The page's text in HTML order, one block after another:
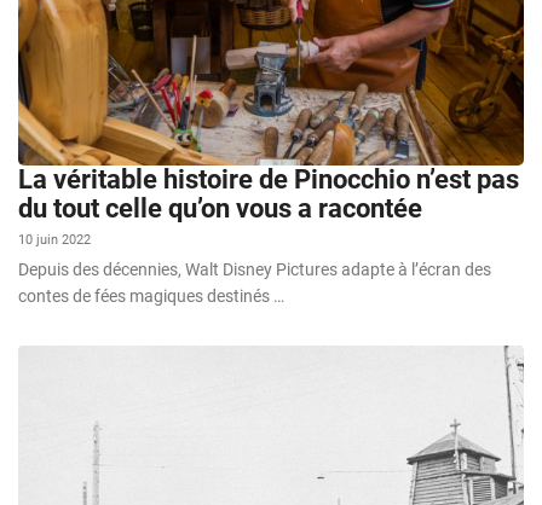
La véritable histoire de Pinocchio n’est pas
du tout celle qu’on vous a racontée
10 juin 2022
Depuis des décennies, Walt Disney Pictures adapte à l’écran des
contes de fées magiques destinés …